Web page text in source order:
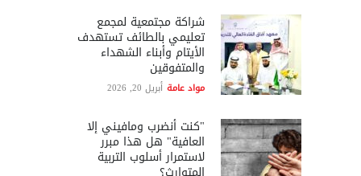
شراكة مجتمعية لمجمع
تعليمي بالطائف تستهدف
الأيتام وأبناء الشهداء
والمتفوقين
مواد عامة أبريل 20, 2026
"كنت أنضرب ومافيني إلا
العافية" هل هذا مبرر
لاستمرار أسلوب التربية